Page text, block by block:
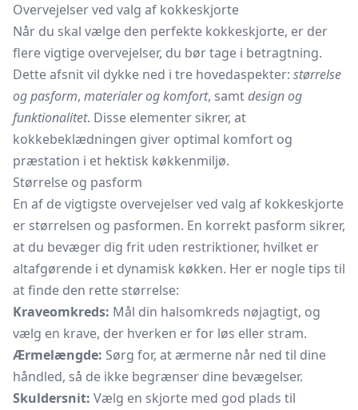
Overvejelser ved valg af kokkeskjorte
Når du skal vælge den perfekte kokkeskjorte, er der
flere vigtige overvejelser, du bør tage i betragtning.
Dette afsnit vil dykke ned i tre hovedaspekter: størrelse
og pasform, materialer og komfort, samtdesign og
funktionalitet. Disse elementer sikrer, at
kokkebeklædningen giver optimal komfort og
præstation i et hektisk køkkenmiljø.
Størrelse og pasform
En af de vigtigste overvejelser ved valg af kokkeskjorte
er størrelsen og pasformen. En korrekt pasform sikrer,
at du bevæger dig frit uden restriktioner, hvilket er
altafgørende i et dynamisk køkken. Her er nogle tips til
at finde den rette størrelse:
Kraveomkreds: Mål din halsomkreds nøjagtigt, og
vælg en krave, der hverken er for løs eller stram.
Ærmelængde: Sørg for, at ærmerne når ned til dine
håndled, så de ikke begrænser dine bevægelser.
Skuldersnit: Vælg en skjorte med god plads til